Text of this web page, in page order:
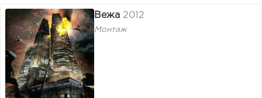
Вежа 2012
Монтаж